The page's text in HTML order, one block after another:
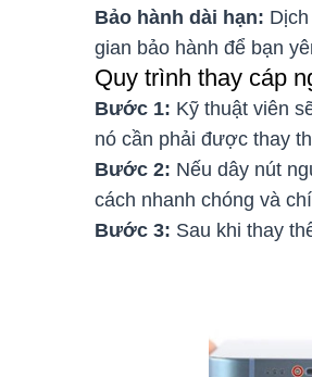
Bảo hành dài hạn:
gian bảo hành để bạn
Quy trình thay cáp
Bước 1: Kỹ thuật viên
nó cần phải được thay
Bước 2: Nếu dây nút
cách nhanh chóng và
Bước 3: Sau khi thay